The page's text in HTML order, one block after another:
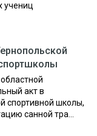
учениц
акт в
спортивной школы,
санной тра...